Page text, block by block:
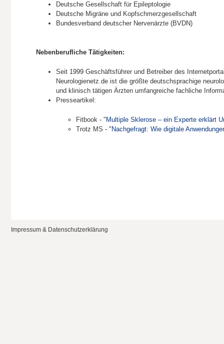
Deutsche Gesellschaft für Epileptologie
Deutsche Migräne und Kopfschmerzgesellschaft
Bundesverband deutscher Nervenärzte (BVDN)
Nebenberufliche Tätigkeiten:
Seit 1999 Geschäftsführer und Betreiber des
Neurologienetz.de ist die größte deutschsprachige
und klinisch tätigen Ärzten umfangreiche fachliche
Presseartikel:
Fitbook - " Multiple Sklerose – ein Experte erklärt
Trotz MS - " Nachgefragt: Wie digitale
Impressum & Datenschutzerklärung